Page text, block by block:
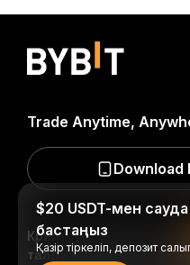
Крипто әлеміне
талдауларды бірінші
Trade Anytime,
Download
$20 USDT-мен
бастаңыз
Қазір тіркеліп, депозит